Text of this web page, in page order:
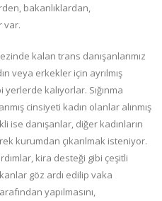
bakanlıklardan,
var.
kalan trans danışanlarımız
veya erkekler için ayrılmış
kalıyorlar. Sığınma
cinsiyeti kadın olanlar alınmış
ise danışanlar, diğer kadınların
kurumdan çıkarılmak isteniyor.
kira desteği gibi çeşitli
göz ardı edilip vaka
yapılmasını,